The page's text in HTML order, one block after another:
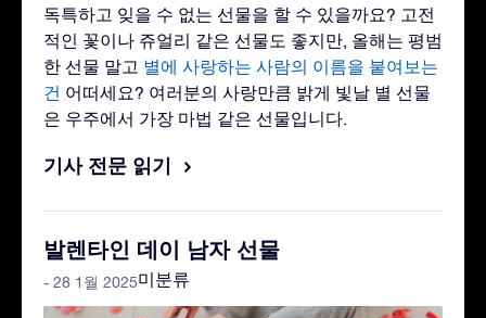
독특하고 잊을 수 없는 선물을 할 수 있을까요? 고전
적인 꽃이나 쥬얼리 같은 선물도 좋지만, 올해는 평범
한 선물 말고 별에 사랑하는 사람의 이름을 붙여보는
건 어떠세요? 여러분의 사랑만큼 밝게 빛날 별 선물
은 우주에서 가장 마법 같은 선물입니다.
기사 전문 읽기
발렌타인 데이 남자 선물
미분류
- 28 1월 2025